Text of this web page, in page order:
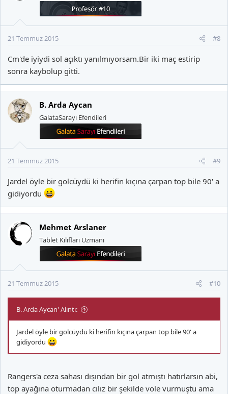
21 Temmuz 2015 #8
Cm'de iyiydi sol açıktı yanılmıyorsam.Bir iki maç estirip
sonra kaybolup gitti.
B. Arda Aycan
GalataSarayı Efendileri
21 Temmuz 2015 #9
Jardel öyle bir golcüydü ki herifin kıçına çarpan top bile 90' a
gidiyordu
Mehmet Arslaner
Tablet Kılıfları Uzmanı
21 Temmuz 2015 #10
B. Arda Aycan' Alıntı:
Jardel öyle bir golcüydü ki herifin kıçına çarpan top bile 90' a
gidiyordu
Rangers'a ceza sahası dışından bir gol atmıştı hatırlarsın abi,
top ayağına oturmadan cılız bir şekilde vole vurmuştu ama